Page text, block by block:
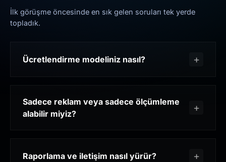
İlk görüşme öncesinde en sık gelen soruları tek yerde
topladık.
Ücretlendirme modeliniz nasıl?
Sadece reklam veya sadece ölçümleme
alabilir miyiz?
Raporlama ve iletişim nasıl yürür?